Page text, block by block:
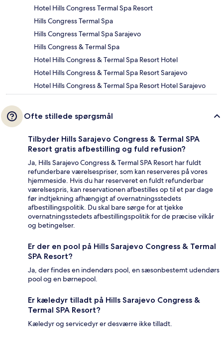
Hotel Hills Congress Termal Spa Resort
Hills Congress Termal Spa
Hills Congress Termal Spa Sarajevo
Hills Congress & Termal Spa
Hotel Hills Congress & Termal Spa Resort Hotel
Hotel Hills Congress & Termal Spa Resort Sarajevo
Hotel Hills Congress & Termal Spa Resort Hotel Sarajevo
Ofte stillede spørgsmål
Tilbyder Hills Sarajevo Congress & Termal SPA
Resort gratis afbestilling og fuld refusion?
Ja, Hills Sarajevo Congress & Termal SPA Resort har fuldt
refunderbare værelsespriser, som kan reserveres på vores
hjemmeside. Hvis du har reserveret en fuldt refunderbar
værelsespris, kan reservationen afbestilles op til et par dage
før indtjekning afhængigt af overnatningsstedets
afbestillingspolitik. Du skal bare sørge for at tjekke
overnatningsstedets afbestillingspolitik for de præcise vilkår
og betingelser.
Er der en pool på Hills Sarajevo Congress & Termal
SPA Resort?
Ja, der findes en indendørs pool, en sæsonbestemt udendørs
pool og en børnepool.
Er kæledyr tilladt på Hills Sarajevo Congress &
Termal SPA Resort?
Kæledyr og servicedyr er desværre ikke tilladt.